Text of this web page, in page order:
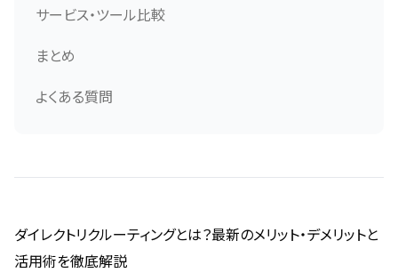
サービス・ツール比較
まとめ
よくある質問
ダイレクトリクルーティングとは？最新のメリット・デメリットと
活用術を徹底解説